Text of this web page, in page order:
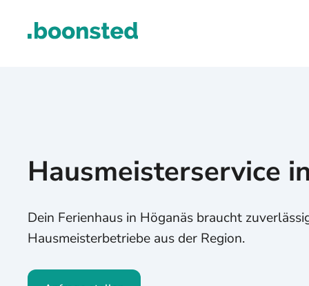
Hausmeisterservice
Dein Ferienhaus in Höganäs braucht
Hausmeisterbetriebe aus der Region.